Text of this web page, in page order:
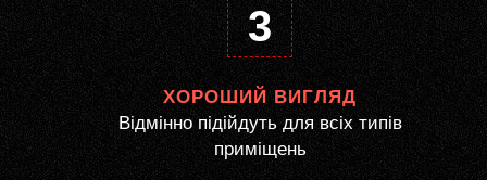
3
ХОРОШИЙ ВИГЛЯД
Відмінно підійдуть для всіх типів
приміщень